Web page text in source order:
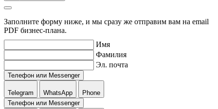
Заполните форму ниже, и мы сразу же отправим вам на email
PDF бизнес-плана.
Имя
Фамилия
Эл. почта
Телефон или Messenger
Telegram WhatsApp
Phone
Телефон или Messenger